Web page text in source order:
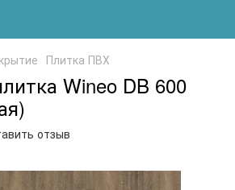
Плитка ПВХ
Wineo DB 600
отзыв